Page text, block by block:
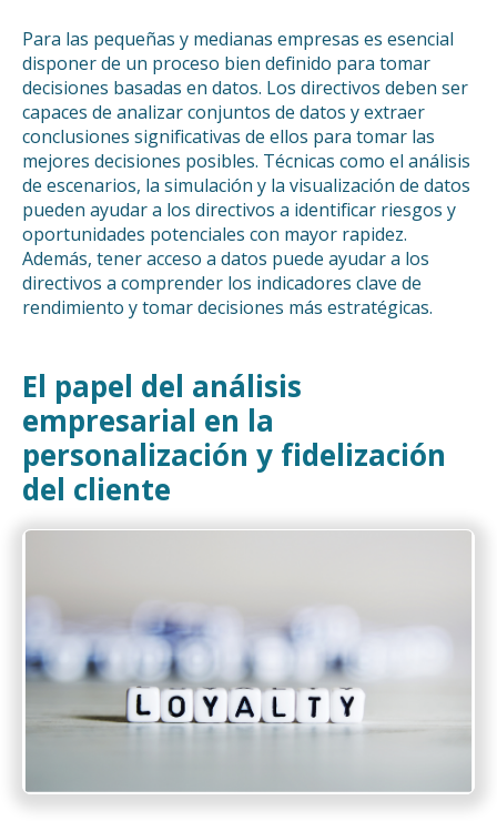
Para las pequeñas y medianas empresas es esencial
disponer de un proceso bien definido para tomar
decisiones basadas en datos. Los directivos deben ser
capaces de analizar conjuntos de datos y extraer
conclusiones significativas de ellos para tomar las
mejores decisiones posibles. Técnicas como el análisis
de escenarios, la simulación y la visualización de datos
pueden ayudar a los directivos a identificar riesgos y
oportunidades potenciales con mayor rapidez.
Además, tener acceso a datos puede ayudar a los
directivos a comprender los indicadores clave de
rendimiento y tomar decisiones más estratégicas.
El papel del análisis
empresarial en la
personalización y fidelización
del cliente